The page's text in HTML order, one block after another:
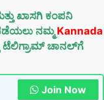
ಖಾಸಗಿ ಕಂಪನಿ
ನಮ್ಮ Kannada
ಟೆಲಿಗ್ರಾಮ್ ಚಾನಲ್‌ಗೆ
Join Now